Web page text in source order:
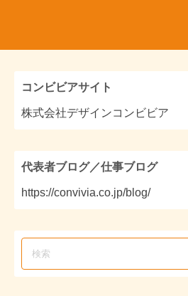
コンビビアサイト
株式会社デザインコンビビア
代表者ブログ／仕事ブログ
https://convivia.co.jp/blog/